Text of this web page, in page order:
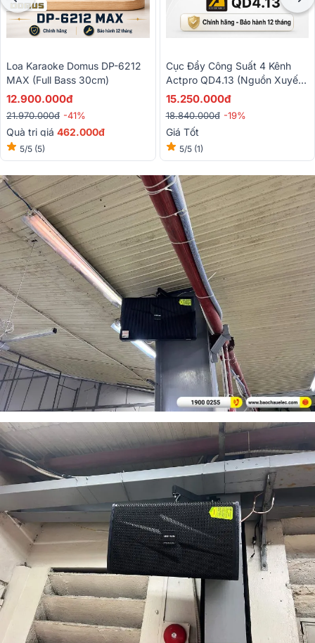
Loa Karaoke Domus DP-6212
MAX (Full Bass 30cm)
12.900.000đ
21.970.000đ -41%
Quà trị giá 462.000đ
5/5 (5)
Cục Đẩy Công Suất 4 Kênh
Actpro QD4.13 (Nguồn Xuyến,
Class D, 1300W/CH)
15.250.000đ
18.840.000đ -19%
Giá Tốt
5/5 (1)